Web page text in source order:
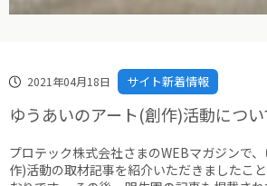
2021年04月18日 サイト新着情報
ゆうあいのアート(創作)活動につ
プロテック株式会社さまのWEBマガジンで
作)活動の取材記事を紹介いただきましたこ